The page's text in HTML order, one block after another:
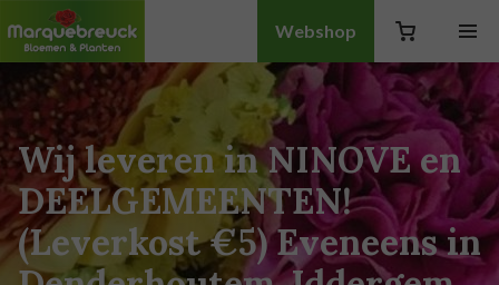
Webshop
Wij leveren in NINOVE en
DEELGEMEENTEN!
(Leverkost €5) Eveneens in